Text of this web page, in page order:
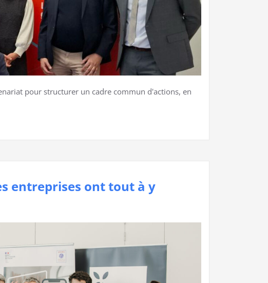
pour structurer un cadre commun d'actions, en
entreprises ont tout à y